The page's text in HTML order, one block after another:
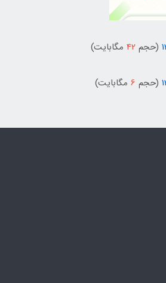
(حجم 42 مگابایت)
(حجم 6 مگابایت)